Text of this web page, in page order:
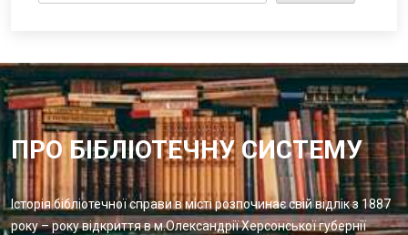
ПРО БІБЛІОТЕЧНУ СИСТЕМУ
Історія бібліотечної справи в місті розпочинає свій відлік з 1887
року – року відкриття в м.Олександрії Херсонської губернії